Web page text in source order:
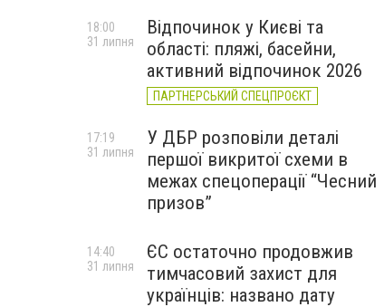
Відпочинок у Києві та
області: пляжі, басейни,
активний відпочинок 2026
ПАРТНЕРСЬКИЙ СПЕЦПРОЄКТ
18:00
31 липня
У ДБР розповіли деталі
першої викритої схеми в
межах спецоперації “Чесний
призов”
17:19
31 липня
ЄС остаточно продовжив
тимчасовий захист для
українців: названо дату
14:40
31 липня